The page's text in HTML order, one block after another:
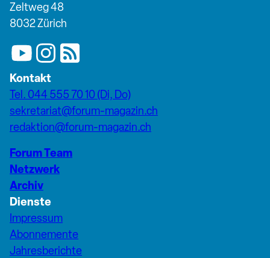
Zeltweg 48
8032 Zürich
Kontakt
Tel. 044 555 70 10 (Di, Do)
sekretariat@forum-magazin.ch
redaktion@forum-magazin.ch
Forum Team
Netzwerk
Archiv
Dienste
Impressum
Abonnemente
Jahresberichte